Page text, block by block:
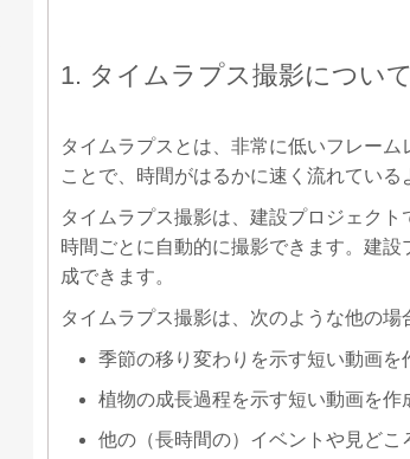
1. タイムラプス撮影について
タイムラプスとは、非常に低いフレー
ことで、時間がはるかに速く流れてい
タイムラプス撮影は、建設プロジェク
時間ごとに自動的に撮影できます。建
成できます。
タイムラプス撮影は、次のような他の場
季節の移り変わりを示す短い動画を
植物の成長過程を示す短い動画を作
他の（長時間の）イベントや見どこ